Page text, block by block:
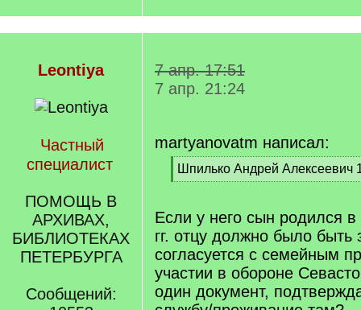
Leontiya
Частный
специалист
ПОМОЩЬ В
АРХИВАХ,
БИБЛИОТЕКАХ
ПЕТЕРБУРГА
Сообщений:
7 апр. 17:51
7 апр. 21:24
martyanovatm написал:
[
q
Шпилько Андрей Алексеевич
[
q
]
Если у него сын родился в
гг. отцу должно было быть
согласуется с семейным
участии в обороне
один документ,